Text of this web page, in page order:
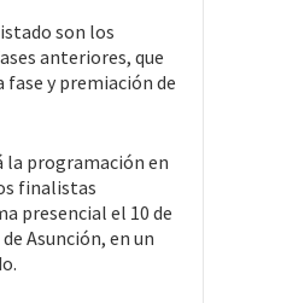
son los
anteriores, que
fase y premiación de
la programación en
finalistas
presencial el 10 de
Asunción, en un